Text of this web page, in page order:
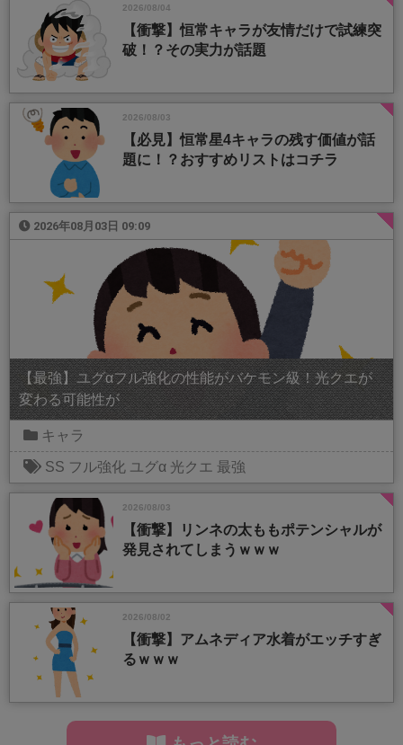
2026/08/04
【衝撃】恒常キャラが友情だけで試練突
破！？その実力が話題
2026/08/03
【必見】恒常星4キャラの残す価値が話
題に！？おすすめリストはコチラ
2026年08月03日 09:09
【最強】ユグαフル強化の性能がバケモン級！光クエが
変わる可能性が
キャラ
SS フル強化 ユグα 光クエ 最強
2026/08/03
【衝撃】リンネの太ももポテンシャルが
発見されてしまうｗｗｗ
2026/08/02
【衝撃】アムネディア水着がエッチすぎ
るｗｗｗ